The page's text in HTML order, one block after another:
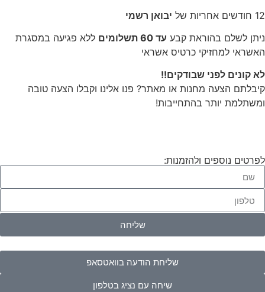
12 חודשים אחריות של
יבואן רשמי
ניתן לשלם בהוראת קבע עד 60 תשלומים
ללא פגיעה במסגרת
האשראי למחזיקי כרטיס אשראי
לא קונים לפני שבודקים!!
קיבלתם הצעה מחנות או מאתר? פנו אלינו וקבלו הצעה טובה
ומשתלמת יותר בהתחייבות!
לפרטים נוספים ולהזמנות:
שליחה
שליחת הודעה בוואטסאפ
שיחה עם נציג בטלפון